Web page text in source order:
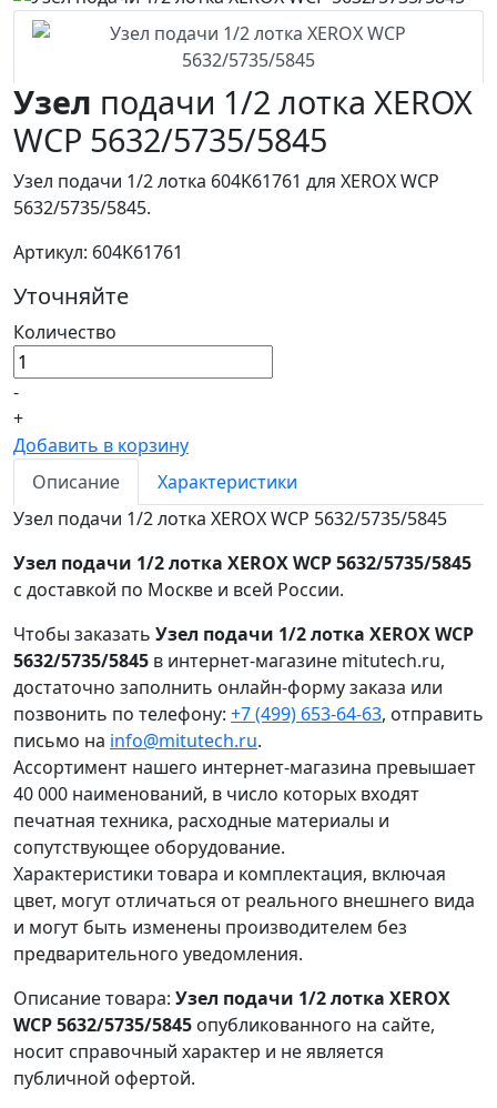
Узел подачи 1/2 лотка XEROX
WCP 5632/5735/5845
Узел подачи 1/2 лотка 604K61761 для XEROX WCP
5632/5735/5845.
Артикул: 604K61761
Уточняйте
Количество
-
+
Добавить в корзину
Описание
Характеристики
Узел подачи 1/2 лотка XEROX WCP 5632/5735/5845
Узел подачи 1/2 лотка XEROX WCP 5632/5735/5845
с доставкой по Москве и всей России.
Чтобы заказать Узел подачи 1/2 лотка XEROX WCP
5632/5735/5845 в интернет-магазине mitutech.ru,
достаточно заполнить онлайн-форму заказа или
позвонить по телефону: +7 (499) 653-64-63, отправить
письмо на info@mitutech.ru.
Ассортимент нашего интернет-магазина превышает
40 000 наименований, в число которых входят
печатная техника, расходные материалы и
сопутствующее оборудование.
Характеристики товара и комплектация, включая
цвет, могут отличаться от реального внешнего вида
и могут быть изменены производителем без
предварительного уведомления.
Описание товара: Узел подачи 1/2 лотка XEROX
WCP 5632/5735/5845 опубликованного на сайте,
носит справочный характер и не является
публичной офертой.